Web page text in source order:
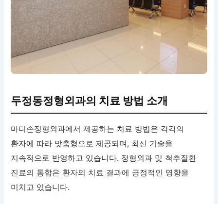
두정동정형외과의 치료 방법 소개
마디손정형외과에서 제공하는 치료 방법은 각각의
환자에 따라 맞춤형으로 제공되며, 최신 기술을
지속적으로 반영하고 있습니다. 정형외과 및 척추질환
진료의 통합은 환자의 치료 결과에 긍정적인 영향을
미치고 있습니다.